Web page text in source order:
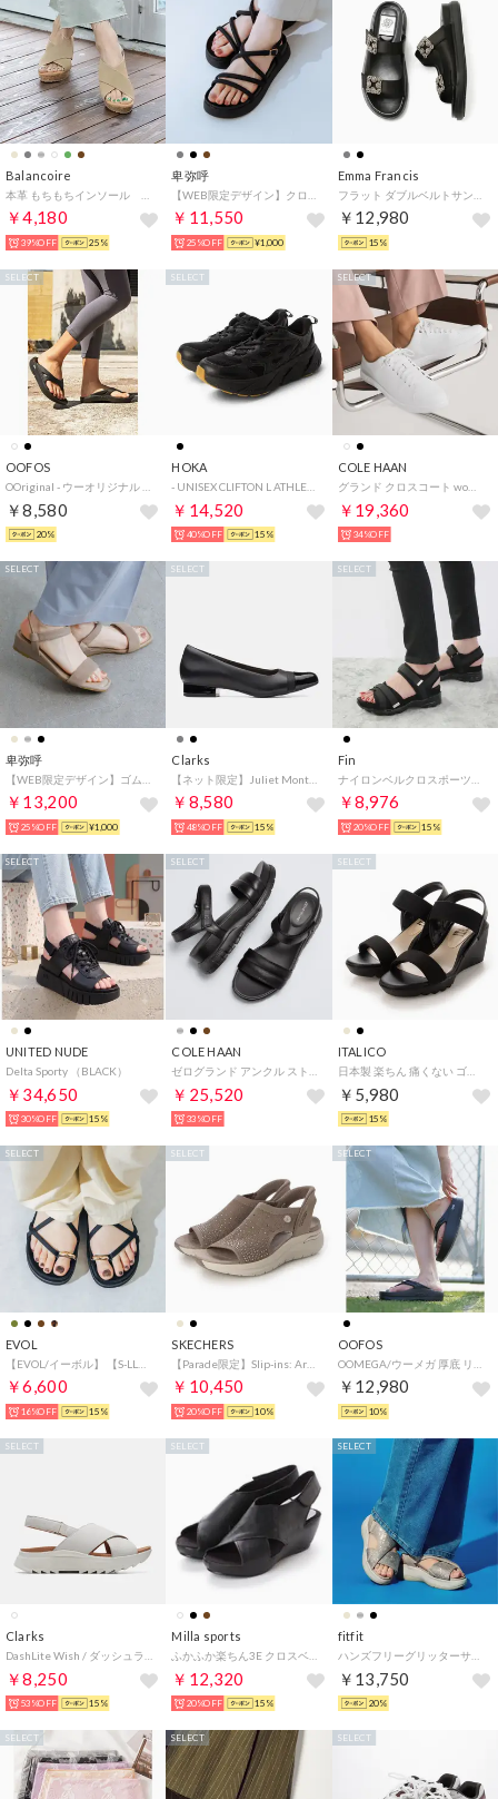
Balancoire
￥4,180
39%OFF 25%
卑弥呼
￥11,550
25%OFF ¥1,000
Emma Francis
￥12,980
15%
OOFOS
￥8,580
SELECT
20%
HOKA
￥14,520
SELECT
40%OFF 15%
COLE HAAN
グランド クロスコート womens （ブライト ホワイト / ホワイト）
￥19,360
SELECT
34%OFF
卑弥呼
￥13,200
SELECT
25%OFF ¥1,000
Clarks
￥8,580
SELECT
48%OFF 15%
Fin
￥8,976
SELECT
20%OFF 15%
UNITED NUDE
Delta Sporty （BLACK）
￥34,650
SELECT
30%OFF 15%
COLE HAAN
￥25,520
SELECT
33%OFF
ITALICO
日本製 楽ちん 痛くない ゴムフィットウェッジソールサンダル （ブラック）
￥5,980
SELECT
15%
EVOL
￥6,600
SELECT
16%OFF 15%
SKECHERS
￥10,450
SELECT
20%OFF 10%
OOFOS
￥12,980
SELECT
10%
Clarks
￥8,250
SELECT
53%OFF 15%
Milla sports
￥12,320
SELECT
20%OFF 15%
fitfit
ハンズフリーグリッターサンダル651 （ラメベージュ）
￥13,750
SELECT
20%
SELECT SELECT SELECT